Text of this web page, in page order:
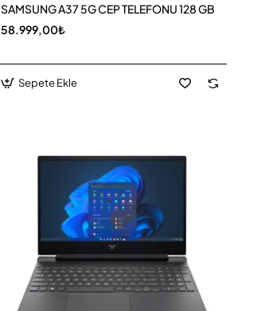
SAMSUNG A37 5G CEP TELEFONU 128 GB
58.999,00₺
Sepete Ekle